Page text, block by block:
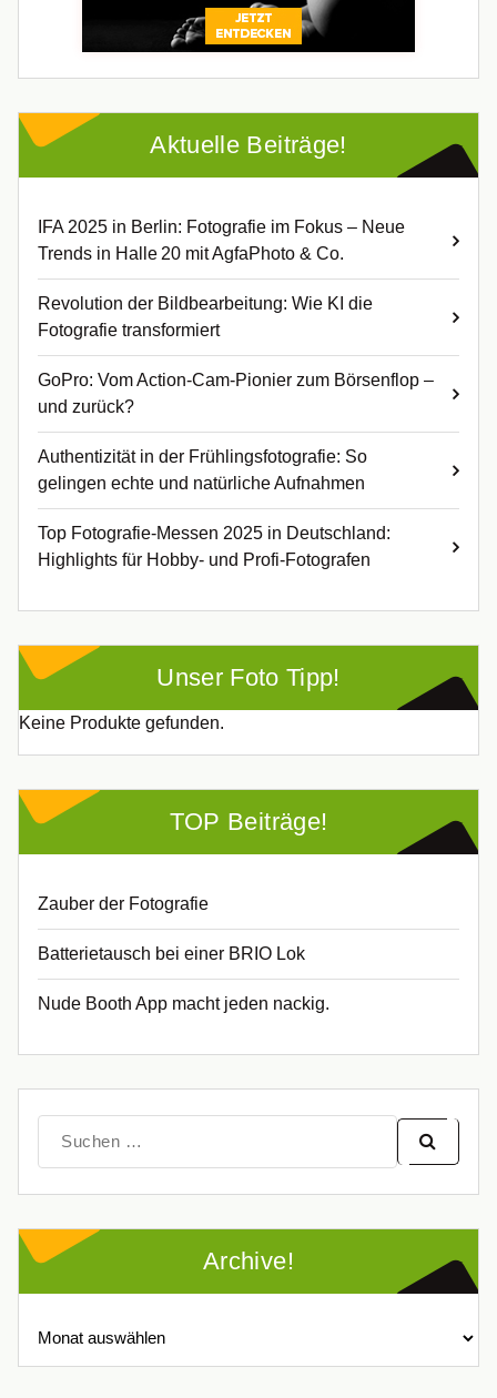
Aktuelle Beiträge!
IFA 2025 in Berlin: Fotografie im Fokus – Neue
Trends in Halle 20 mit AgfaPhoto & Co.
Revolution der Bildbearbeitung: Wie KI die
Fotografie transformiert
GoPro: Vom Action-Cam-Pionier zum Börsenflop –
und zurück?
Authentizität in der Frühlingsfotografie: So
gelingen echte und natürliche Aufnahmen
Top Fotografie-Messen 2025 in Deutschland:
Highlights für Hobby- und Profi-Fotografen
Unser Foto Tipp!
Keine Produkte gefunden.
TOP Beiträge!
Zauber der Fotografie
Batterietausch bei einer BRIO Lok
Nude Booth App macht jeden nackig.
nach:
Archive!